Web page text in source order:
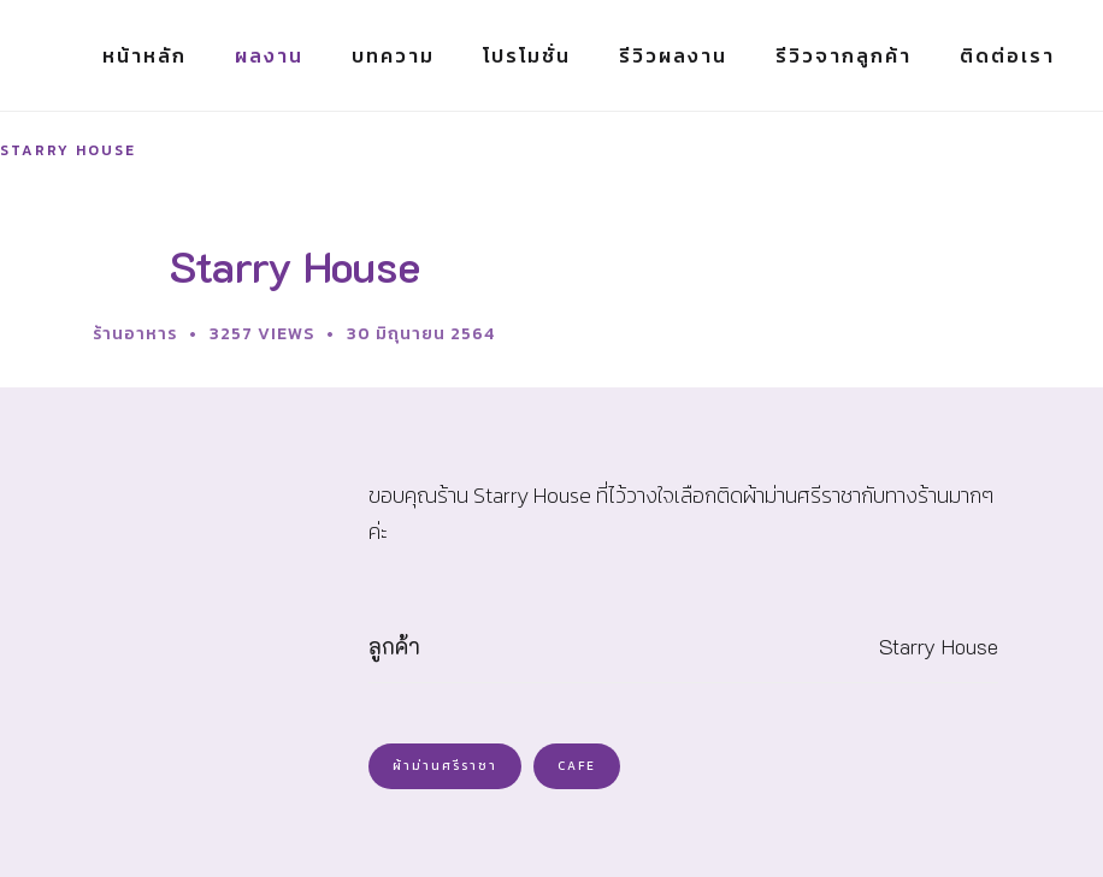
หน้าหลัก ผลงาน บทความ โปรโมชั่น รีวิวผลงาน รีวิวจากลูกค้า ติดต่อเรา
STARRY HOUSE
Starry House
30 มิถุนายน 2564
ร้านอาหาร 3257 VIEWS
ขอบคุณร้าน Starry House ที่ไว้วางใจเลือกติดผ้าม่านศรีราชากับทางร้านมากๆ
ค่ะ
ลูกค้า Starry House
ผ้าม่านศรีราชา CAFE